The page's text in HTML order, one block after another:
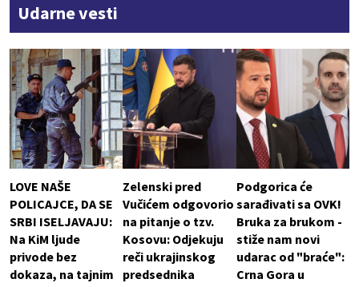
Udarne vesti
LOVE NAŠE
POLICAJCE, DA SE
SRBI ISELJAVAJU:
Na KiM ljude
privode bez
dokaza, na tajnim
Zelenski pred
Vučićem odgovorio
na pitanje o tzv.
Kosovu: Odjekuju
reči ukrajinskog
predsednika
Podgorica će
sarađivati sa OVK!
Bruka za brukom -
stiže nam novi
udarac od "braće":
Crna Gora u